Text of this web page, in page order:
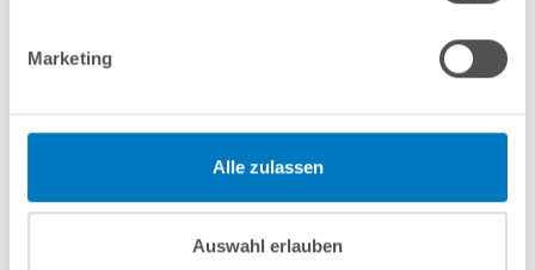
Marketing
Alle zulassen
Auswahl erlauben
Produktbeschreibung